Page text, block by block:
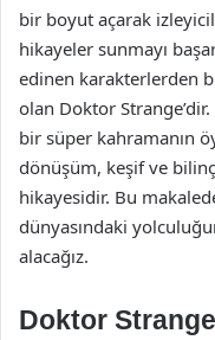
bir boyut açarak
hikayeler sunmayı
edinen karakterlerden
olan Doktor
bir süper kahramanın
dönüşüm, keşif ve
hikayesidir. Bu
dünyasındaki
alacağız.
Doktor